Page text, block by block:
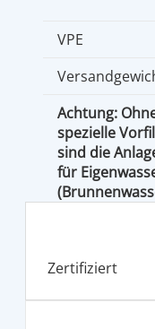
VPE
Achtung:
spezielle
sind die
für
Zertifiziert